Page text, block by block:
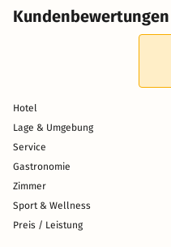
Kundenbewertungen
Hotel
Lage & Umgebung
Service
Gastronomie
Zimmer
Sport & Wellness
Preis / Leistung